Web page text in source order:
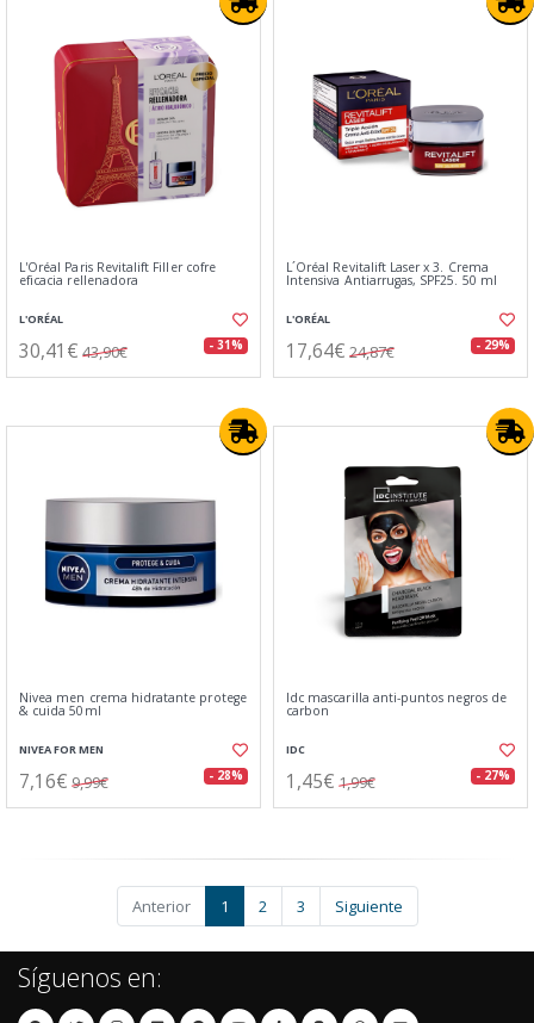
L'Oréal Paris Revitalift Filler cofre
eficacia rellenadora
L'ORÉAL
30,41€ 43,90€ - 31%
L´Oréal Revitalift Laser x 3. Crema
Intensiva Antiarrugas, SPF25. 50 ml
L'ORÉAL
17,64€ 24,87€ - 29%
Nivea men crema hidratante protege
& cuida 50ml
NIVEA FOR MEN
7,16€ 9,99€ - 28%
Idc mascarilla anti-puntos negros de
carbon
IDC
1,45€ 1,99€ - 27%
Anterior 1 2 3 Siguiente
Síguenos en: